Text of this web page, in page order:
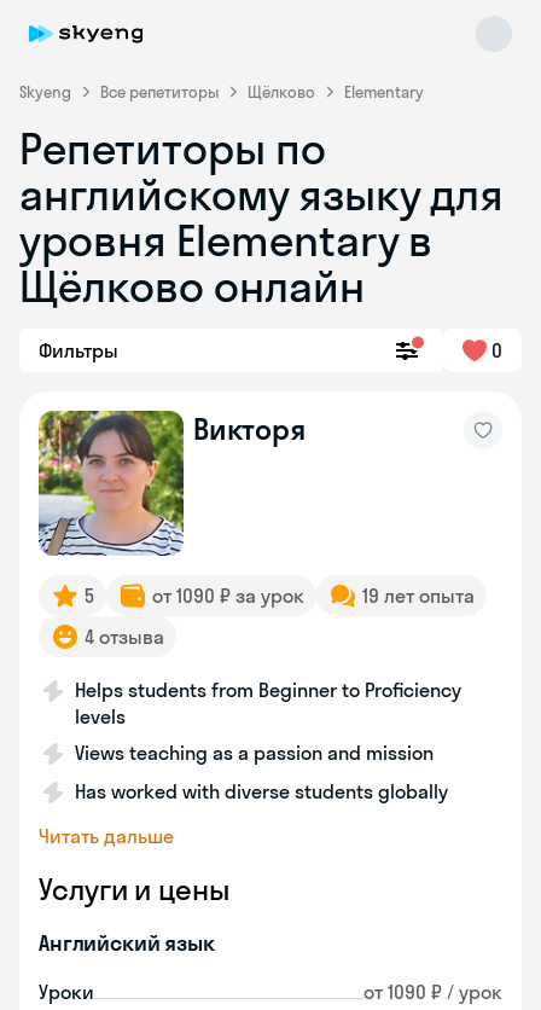
Skyeng Все репетиторы Щёлково Elementary
Репетиторы по
английскому языку для
уровня Elementary в
Щёлково онлайн
Фильтры 0
Викторя
5 от 1090 ₽ за урок
19 лет опыта
4 отзыва
Helps students from Beginner to Proficiency
levels
Views teaching as a passion and mission
Has worked with diverse students globally
Читать дальше
Услуги и цены
Английский язык
Уроки от 1090 ₽ / урок